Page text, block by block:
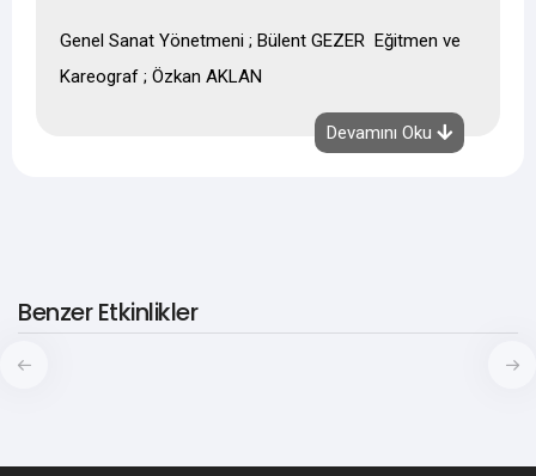
Genel Sanat Yönetmeni ; Bülent GEZER Eğitmen ve
Kareograf ; Özkan AKLAN
Devamını Oku
Benzer Etkinlikler